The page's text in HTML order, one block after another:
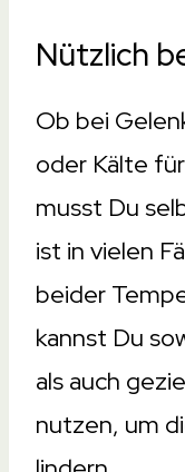
Nützlich
Ob bei
oder Kälte
musst Du
ist in vielen
beider
kannst Du
als auch
nutzen, um